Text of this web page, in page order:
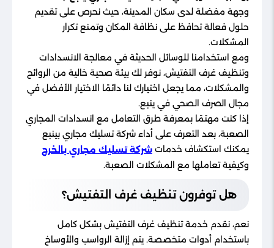
وجهة مفضلة لدى سكان المدينة، حيث نحرص على تقديم
حلول فعالة تحافظ على نظافة المكان وتمنع تكرار
المشكلات.
ومع استخدامنا للوسائل الحديثة في معالجة الانسدادات
وتنظيف غرف التفتيش، نوفر لك بيئة صحية خالية من الروائح
والمشكلات، مما يجعل اختيارك لنا دائمًا الاختيار الأفضل في
مجال الصرف الصحي في ينبع.
إذا كنت مهتمًا بمعرفة طرق التعامل مع انسدادات المجاري
الصعبة، بعد التعرف على أداء شركة تسليك مجاري بينبع
يمكنك استكشاف خدمات شركة تسليك مجاري بالخرج
وكيفية تعاملها مع المشكلات الصعبة.
هل توفرون تنظيف غرف التفتيش؟
نعم، نقدم خدمة تنظيف غرف التفتيش بشكل كامل
باستخدام أدوات متخصصة. يتم إزالة الرواسب والأوساخ